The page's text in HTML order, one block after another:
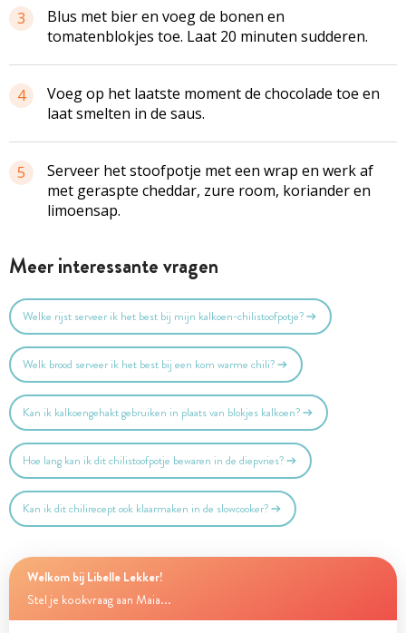
3
Blus met bier en voeg de bonen en
tomatenblokjes toe. Laat 20 minuten sudderen.
4
Voeg op het laatste moment de chocolade toe en
laat smelten in de saus.
5
Serveer het stoofpotje met een wrap en werk af
met geraspte cheddar, zure room, koriander en
limoensap.
Meer interessante vragen
Welke rijst serveer ik het best bij mijn kalkoen-chilistoofpotje?
Welk brood serveer ik het best bij een kom warme chili?
Kan ik kalkoengehakt gebruiken in plaats van blokjes kalkoen?
Hoe lang kan ik dit chilistoofpotje bewaren in de diepvries?
Kan ik dit chilirecept ook klaarmaken in de slowcooker?
Welkom bij Libelle Lekker!
Stel je kookvraag aan Maia...